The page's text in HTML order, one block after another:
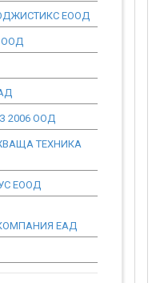
ЕООД
ООД
2006 ООД
ТЕХНИКА
ЕООД
ЕАД